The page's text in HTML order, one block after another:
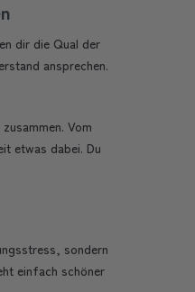
dir die Qual der
ansprechen.
Vom
etwas dabei. Du
sondern
einfach schöner